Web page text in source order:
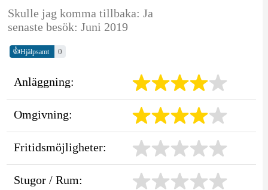
Skulle jag komma tillbaka: Ja
senaste besök: Juni 2019
👍Hjälpsamt 0
Anläggning:
Omgivning:
Fritidsmöjligheter:
Stugor / Rum: